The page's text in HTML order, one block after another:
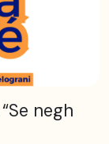
negh